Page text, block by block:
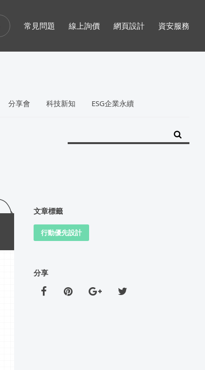
分享會 科技新知 ESG企業永續
文章標籤
行動優先設計
分享